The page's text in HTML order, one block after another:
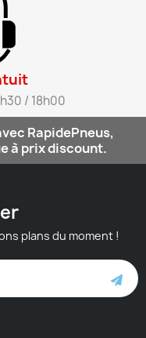
/ 18h00​
RapidePneus,
à prix discount.
plans du moment !